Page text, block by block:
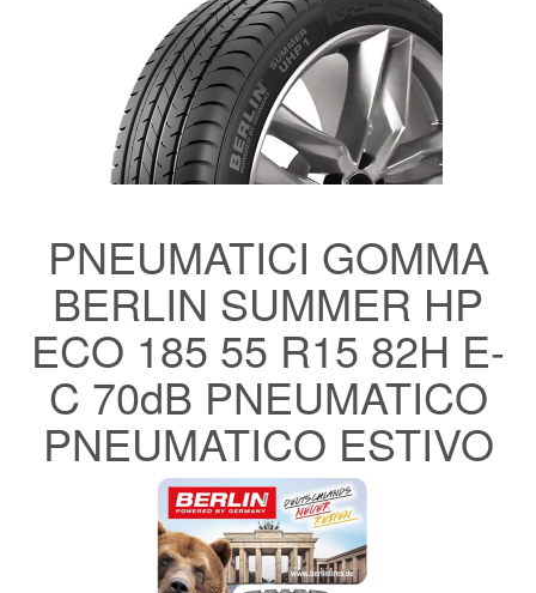
PNEUMATICI GOMMA
BERLIN SUMMER HP
ECO 185 55 R15 82H E-
C 70dB PNEUMATICO
PNEUMATICO ESTIVO